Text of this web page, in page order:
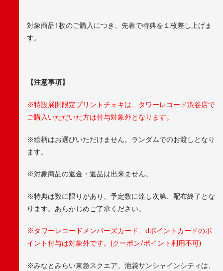
対象商品1枚のご購入につき、先着で特典を１枚差し上げま
す。
【注意事項】
※特設展開限定プリントチェキは、タワーレコード渋谷店で
ご購入いただいた方は付与対象外となります。
※絵柄はお選びいただけません。ランダムでのお渡しとなり
ます。
※対象商品の返金・返品は出来ません。
※特典は数に限りがあり、予定数に達し次第、配布終了とな
ります。あらかじめご了承ください。
※タワーレコードメンバーズカード、dポイントカードのポ
イント付与は対象外です。(クーポン/ポイント利用不可)
※みなとみらい東急スクエア、池袋サンシャインシティは、